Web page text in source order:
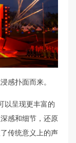
感扑面而来。
以呈现更丰富的
感和细节，还原
传统意义上的声